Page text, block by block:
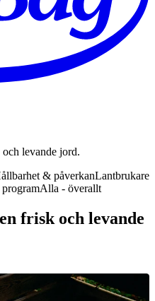
levande jord.
& påverkanLantbrukare
Alla - överallt
frisk och levande